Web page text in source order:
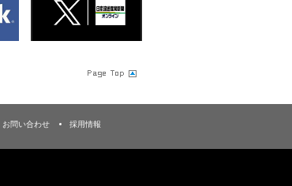
お問い合わせ 採用情報